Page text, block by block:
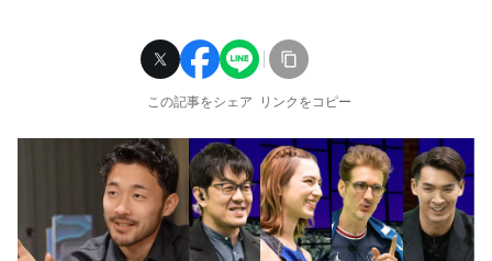
この記事をシェア リンクをコピー